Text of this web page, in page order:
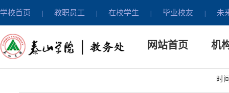
学校首页 | 教职员工 | 在校学生 | 毕业校友 | 未
网站首页 机
教研动态
时